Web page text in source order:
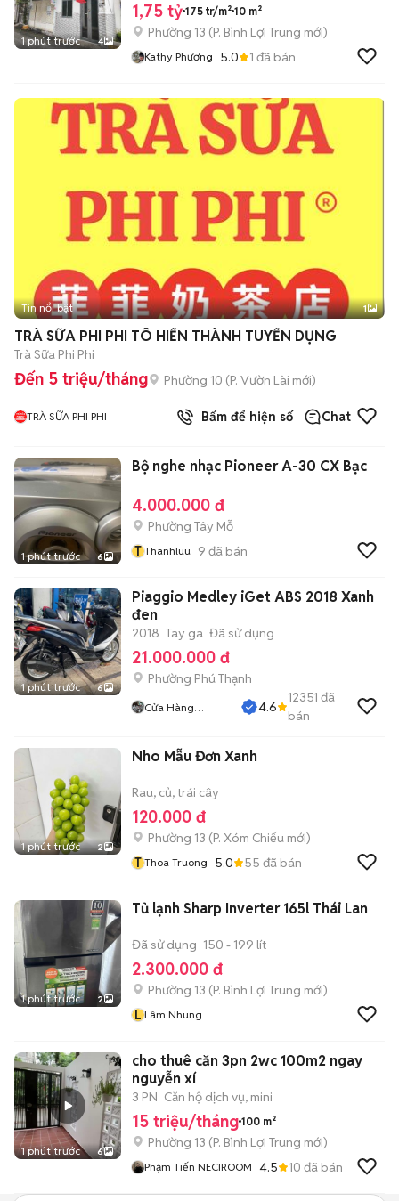
1 phút trước 4
1,75 tỷ 175 tr/m² 10 m²
Phường 13 (P. Bình Lợi Trung mới)
Kathy Phương 5.0 1 đã bán
Tin nổi bật 1
TRÀ SỮA PHI PHI TÔ HIẾN THÀNH TUYỂN DỤNG
Trà Sữa Phi Phi
Đến 5 triệu/tháng Phường 10 (P. Vườn Lài mới)
TRÀ SỮA PHI PHI Bấm để hiện số Chat
1 phút trước 6
Bộ nghe nhạc Pioneer A-30 CX Bạc
4.000.000 đ
Phường Tây Mỗ
T Thanhluu 9 đã bán
1 phút trước 6
Piaggio Medley iGet ABS 2018 Xanh
đen
2018 Tay ga Đã sử dụng
21.000.000 đ
Phường Phú Thạnh
Cửa Hàng
4.6
12351 đã
bán
1 phút trước 2
Nho Mẫu Đơn Xanh
Rau, củ, trái cây
120.000 đ
Phường 13 (P. Xóm Chiếu mới)
T Thoa Truong 5.0 55 đã bán
1 phút trước 2
Tủ lạnh Sharp Inverter 165l Thái Lan
Đã sử dụng 150 - 199 lít
2.300.000 đ
Phường 13 (P. Bình Lợi Trung mới)
L Lâm Nhung
1 phút trước 6
cho thuê căn 3pn 2wc 100m2 ngay
nguyễn xí
3 PN Căn hộ dịch vụ, mini
15 triệu/tháng 100 m²
Phường 13 (P. Bình Lợi Trung mới)
Phạm Tiến NECIROOM 4.5 10 đã bán